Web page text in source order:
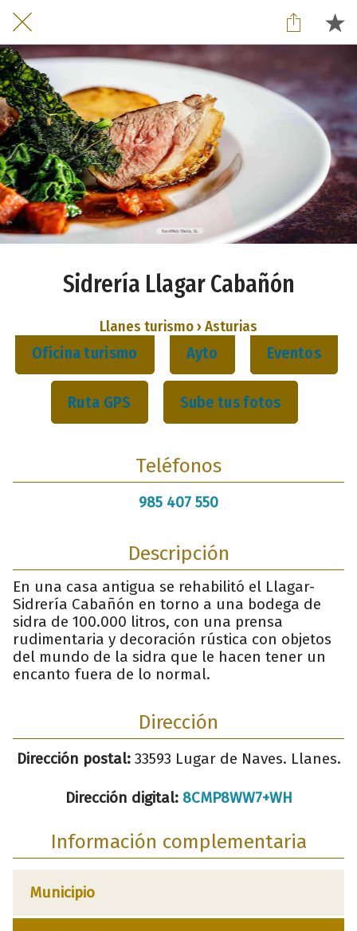
Sidrería Llagar Cabañón
Llanes turismo › Asturias
Oficina turismo Ayto Eventos
Ruta GPS Sube tus fotos
Teléfonos
985 407 550
Descripción
En una casa antigua se rehabilitó el Llagar-
Sidrería Cabañón en torno a una bodega de
sidra de 100.000 litros, con una prensa
rudimentaria y decoración rústica con objetos
del mundo de la sidra que le hacen tener un
encanto fuera de lo normal.
Dirección
Dirección postal:33593 Lugar de Naves. Llanes.
Dirección digital: 8CMP8WW7+WH
Información complementaria
Municipio